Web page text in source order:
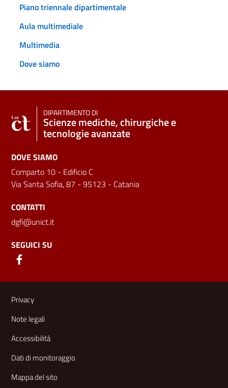
Piano triennale dipartimentale
Aula multimediale
Multimedia
Dove siamo
DIPARTIMENTO DI
Scienze mediche, chirurgiche e
tecnologie avanzate
DOVE SIAMO
Comparto 10 - Edificio C
Via Santa Sofia, 87 - 95123 - Catania
CONTATTI
dgfi@unict.it
SEGUICI SU
Link e informazioni utili
Privacy
Note legali
Accessibilità
Dati di monitoraggio
Mappa del sito